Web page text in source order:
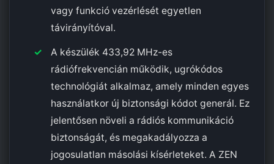
vagy funkció vezérlését egyetlen
távirányítóval.
A készülék 433,92 MHz-es
rádiófrekvencián működik, ugrókódos
technológiát alkalmaz, amely minden egyes
használatkor új biztonsági kódot generál. Ez
jelentősen növeli a rádiós kommunikáció
biztonságát, és megakadályozza a
jogosulatlan másolási kísérleteket. A ZEN